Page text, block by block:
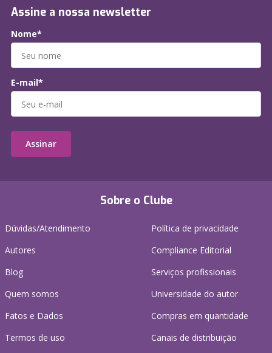
Sobre o Clube
Dúvidas/Atendimento
Autores
Blog
Quem somos
Fatos e Dados
Termos de uso
Política de privacidade
Compliance Editorial
Serviços profissionais
Universidade do autor
Compras em quantidade
Canais de distribuição
Assine a nossa newsletter
Nome*
E-mail*
Assinar